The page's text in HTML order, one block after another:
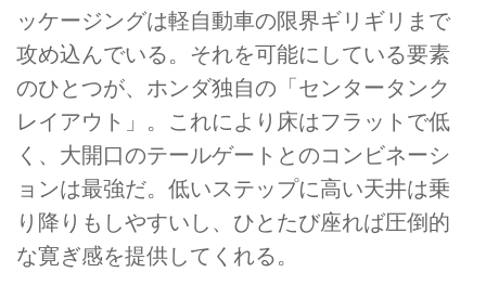
ッケージングは軽自動車の限界ギリギリまで
攻め込んでいる。それを可能にしている要素
のひとつが、ホンダ独自の「センタータンク
レイアウト」。これにより床はフラットで低
く、大開口のテールゲートとのコンビネーシ
ョンは最強だ。低いステップに高い天井は乗
り降りもしやすいし、ひとたび座れば圧倒的
な寛ぎ感を提供してくれる。